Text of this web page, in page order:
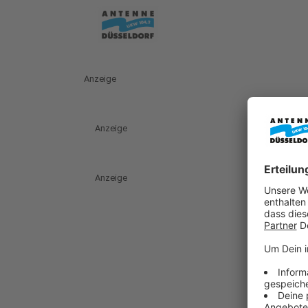
Anzeige
Anzeige
Anzeige